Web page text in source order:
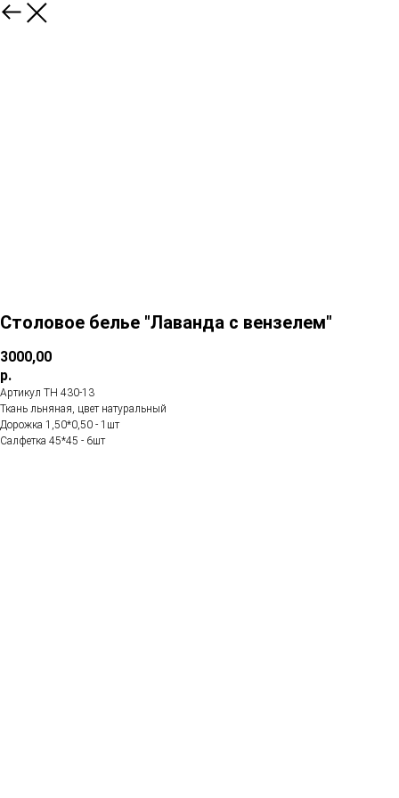
Столовое белье "Лаванда с вензелем"
3000,00
р.
Артикул ТН 430-13
Ткань льняная, цвет натуральный
Дорожка 1,50*0,50 - 1шт
Салфетка 45*45 - 6шт